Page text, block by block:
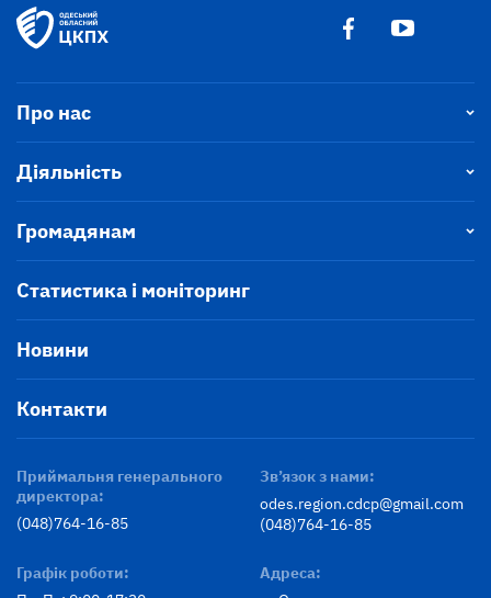
Про нас
Діяльність
Громадянам
Статистика і моніторинг
Новини
Контакти
Приймальня генерального
директора:
(048)764-16-85
Зв’язок з нами:
odes.region.cdcp@gmail.com
(048)764-16-85
Графік роботи:
Адреса: